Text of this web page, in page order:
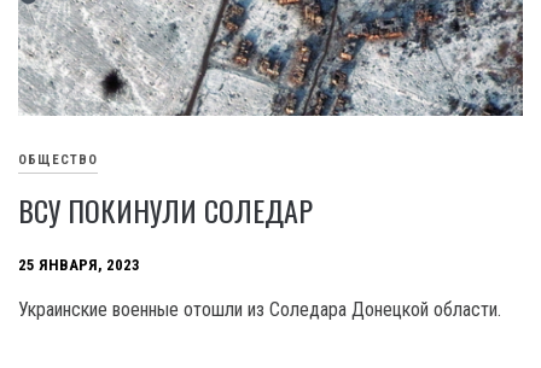
ОБЩЕСТВО
ВСУ ПОКИНУЛИ СОЛЕДАР
25 ЯНВАРЯ, 2023
Украинские военные отошли из Соледара Донецкой области.